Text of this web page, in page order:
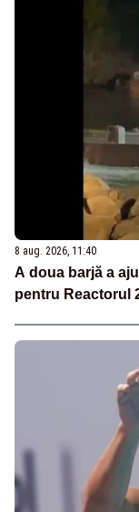
8 aug. 2026, 11:40
A doua barjă a
pentru Reactorul